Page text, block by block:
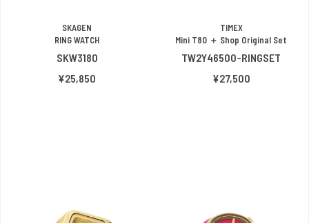
SKAGEN
RING WATCH
SKW3180
¥25,850
TIMEX
Mini T80 ＋ Shop Original Set
TW2Y46500-RINGSET
¥27,500